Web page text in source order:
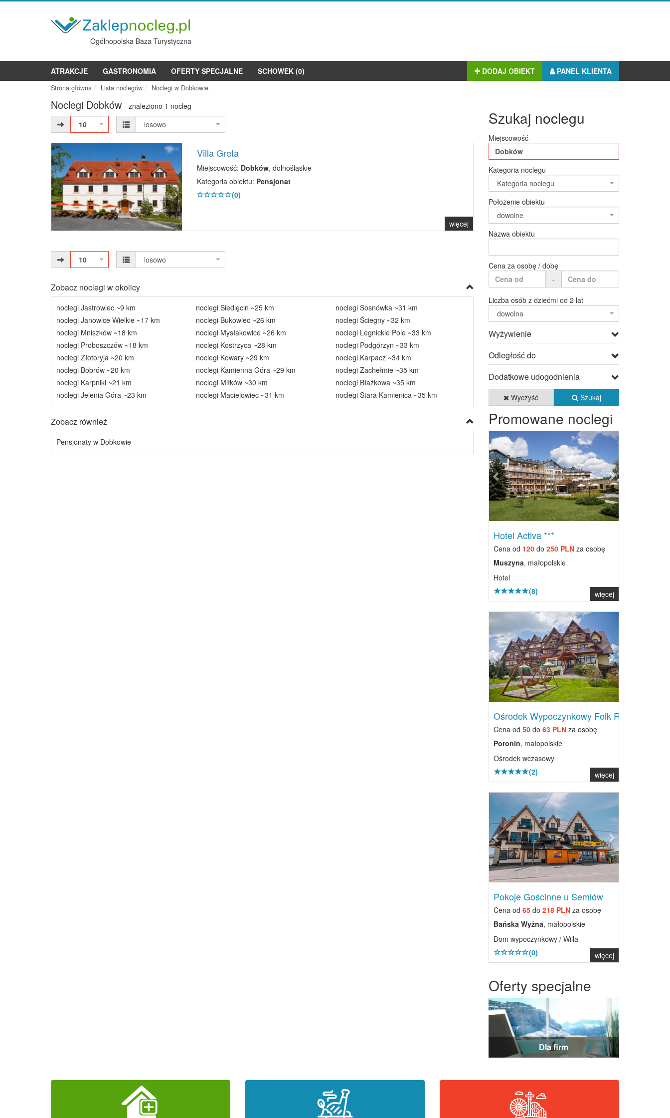
Ogólnopolska Baza Turystyczna
ATRAKCJE GASTRONOMIA OFERTY SPECJALNE SCHOWEK (0) DODAJ OBIEKT PANEL KLIENTA
Strona główna Lista noclegów Noclegi w Dobkowie
Noclegi Dobków - znaleziono 1 nocleg
10
losowo
Villa Greta
Miejscowość: Dobków, dolnośląskie
Kategoria obiektu: Pensjonat
(0)
więcej
10 losowo
Zobacz noclegi w okolicy
noclegi Jastrowiec ~9 km
noclegi Janowice Wielkie ~17 km
noclegi Mniszków ~18 km
noclegi Proboszczów ~18 km
noclegi Złotoryja ~20 km
noclegi Bobrów ~20 km
noclegi Karpniki ~21 km
noclegi Jelenia Góra ~23 km
noclegi Siedlęcin ~25 km
noclegi Bukowiec ~26 km
noclegi Mysłakowice ~26 km
noclegi Kostrzyca ~28 km
noclegi Kowary ~29 km
noclegi Kamienna Góra ~29 km
noclegi Miłków ~30 km
noclegi Maciejowiec ~31 km
noclegi Sosnówka ~31 km
noclegi Ściegny ~32 km
noclegi Legnickie Pole ~33 km
noclegi Podgórzyn ~33 km
noclegi Karpacz ~34 km
noclegi Zachełmie ~35 km
noclegi Błażkowa ~35 km
noclegi Stara Kamienica ~35 km
Zobacz również
Pensjonaty w Dobkowie
Szukaj noclegu
Miejscowość
Kategoria noclegu
Kategoria noclegu
Położenie obiektu
dowolne
Nazwa obiektu
Cena za osobę / dobę
-
Liczba osób z dziećmi od 2 lat
dowolna
Wyżywienie
Odległość do
Dodatkowe udogodnienia
Wyczyść Szukaj
Promowane noclegi
Previous Next
Hotel Activa ***
Cena od 120do 250 PLNza osobę
Muszyna, małopolskie
Hotel
(8)
więcej
Previous
Ośrodek Wypoczynkowy Folk Res...
Cena od 50do 63 PLNza osobę
Poronin, małopolskie
Ośrodek wczasowy
(2)
więcej
Previous Next
Pokoje Gościnne u Semlów
Cena od 65do 218 PLNza osobę
Bańska Wyżna, małopolskie
Dom wypoczynkowy / Willa
(0)
więcej
Oferty specjalne
Dla firm